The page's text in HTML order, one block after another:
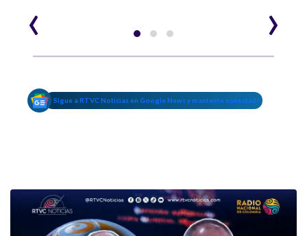
‹ ›
Sigue a RTVC Noticias en Google News y mantente conectado